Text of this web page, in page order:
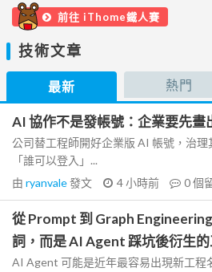
前往 iThome鐵人賽
技術文章
最新 熱門
AI 協作不是發帳號：企業要先畫
公司替工程師開好企業版 AI 帳號，治
「誰可以登入」...
由 ryanvale發文 4 小時前 0個
從 Prompt 到 Graph
詞，而是 AI Agent 踩坑後衍生
AI Agent 可能是近年最容易出現新工程